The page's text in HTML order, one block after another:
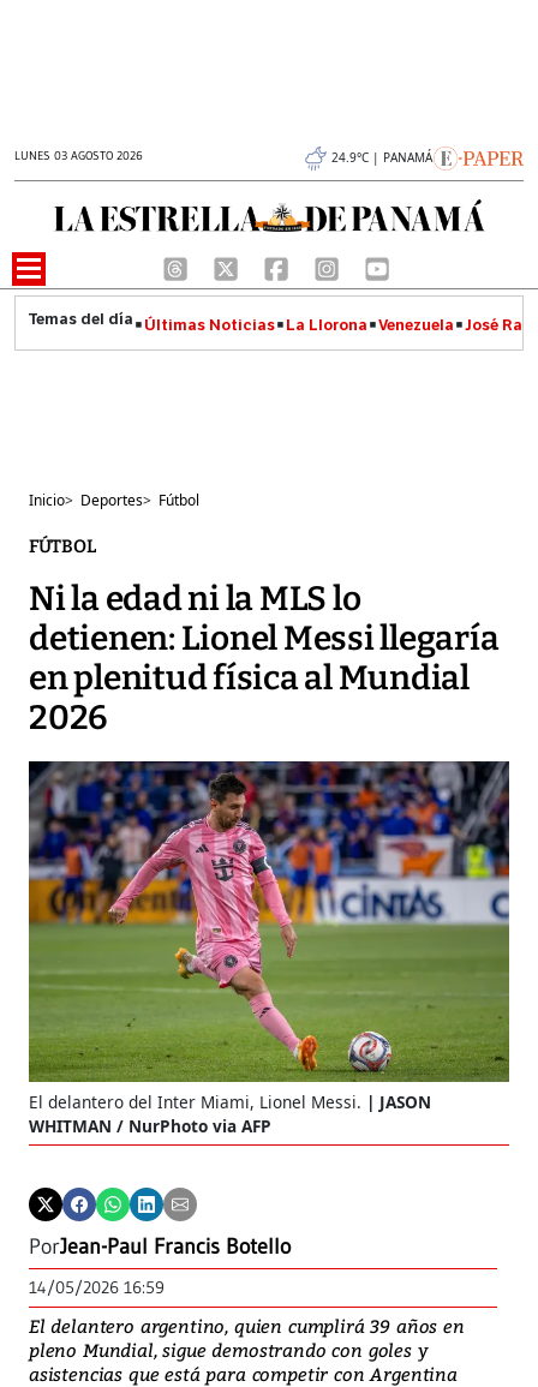
LUNES 03 AGOSTO 2026 24.9°C | PANAMÁ
Últimas Noticias La Llorona Venezuela José
Inicio> Deportes> Fútbol
FÚTBOL
Ni la edad ni la MLS lo
detienen: Lionel Messi llegaría
en plenitud física al Mundial
2026
El delantero del Inter Miami, Lionel Messi.
JASON
WHITMAN / NurPhoto via AFP
PorJean-Paul Francis Botello
14/05/2026 16:59
El delantero argentino, quien cumplirá 39 años en
pleno Mundial, sigue demostrando con goles y
asistencias que está para competir con Argentina